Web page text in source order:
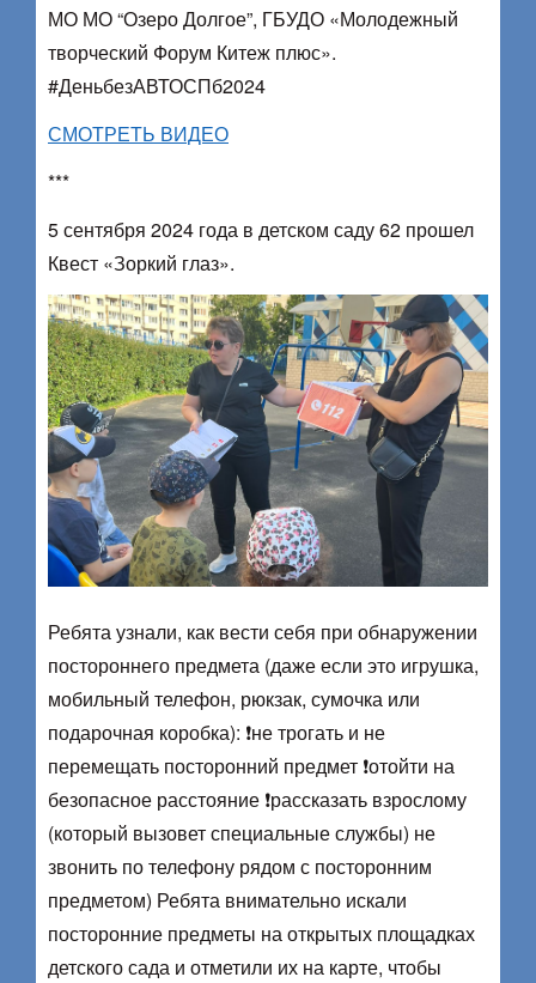
МО МО “Озеро Долгое”, ГБУДО «Молодежный
творческий Форум Китеж плюс».
#ДеньбезАВТОСПб2024
СМОТРЕТЬ ВИДЕО
***
5 сентября 2024 года в детском саду 62 прошел
Квест «Зоркий глаз».
Ребята узнали, как вести себя при обнаружении
постороннего предмета (даже если это игрушка,
мобильный телефон, рюкзак, сумочка или
подарочная коробка): ❗️не трогать и не
перемещать посторонний предмет ❗️отойти на
безопасное расстояние ❗️рассказать взрослому
(который вызовет специальные службы) не
звонить по телефону рядом с посторонним
предметом) Ребята внимательно искали
посторонние предметы на открытых площадках
детского сада и отметили их на карте, чтобы